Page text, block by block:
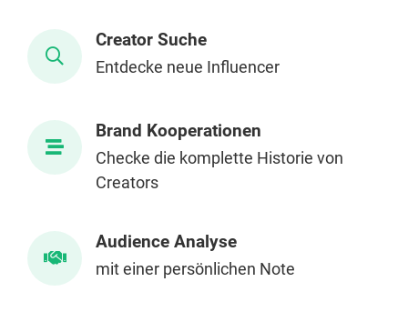
Success Stories
Free Tools
AI Influencer Search
Instagram Brand Rankings
Ressourcen
Creator Suche
Entdecke neue Influencer
Brand Kooperationen
Checke die komplette Historie von
Creators
Audience Analyse
mit einer persönlichen Note